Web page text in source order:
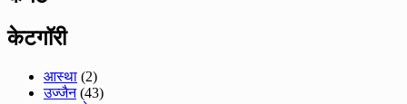
केटगॉरी
आस्था (2)
उज्जैन(43)